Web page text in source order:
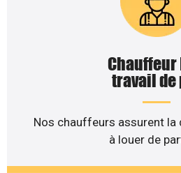
Chauffeur
travail de
Nos chauffeurs assurent la
à louer de